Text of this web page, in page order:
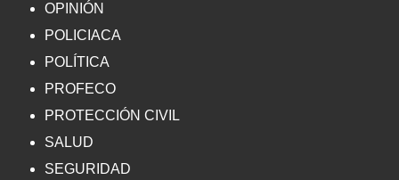
OPINIÓN
POLICIACA
POLÍTICA
PROFECO
PROTECCIÓN CIVIL
SALUD
SEGURIDAD